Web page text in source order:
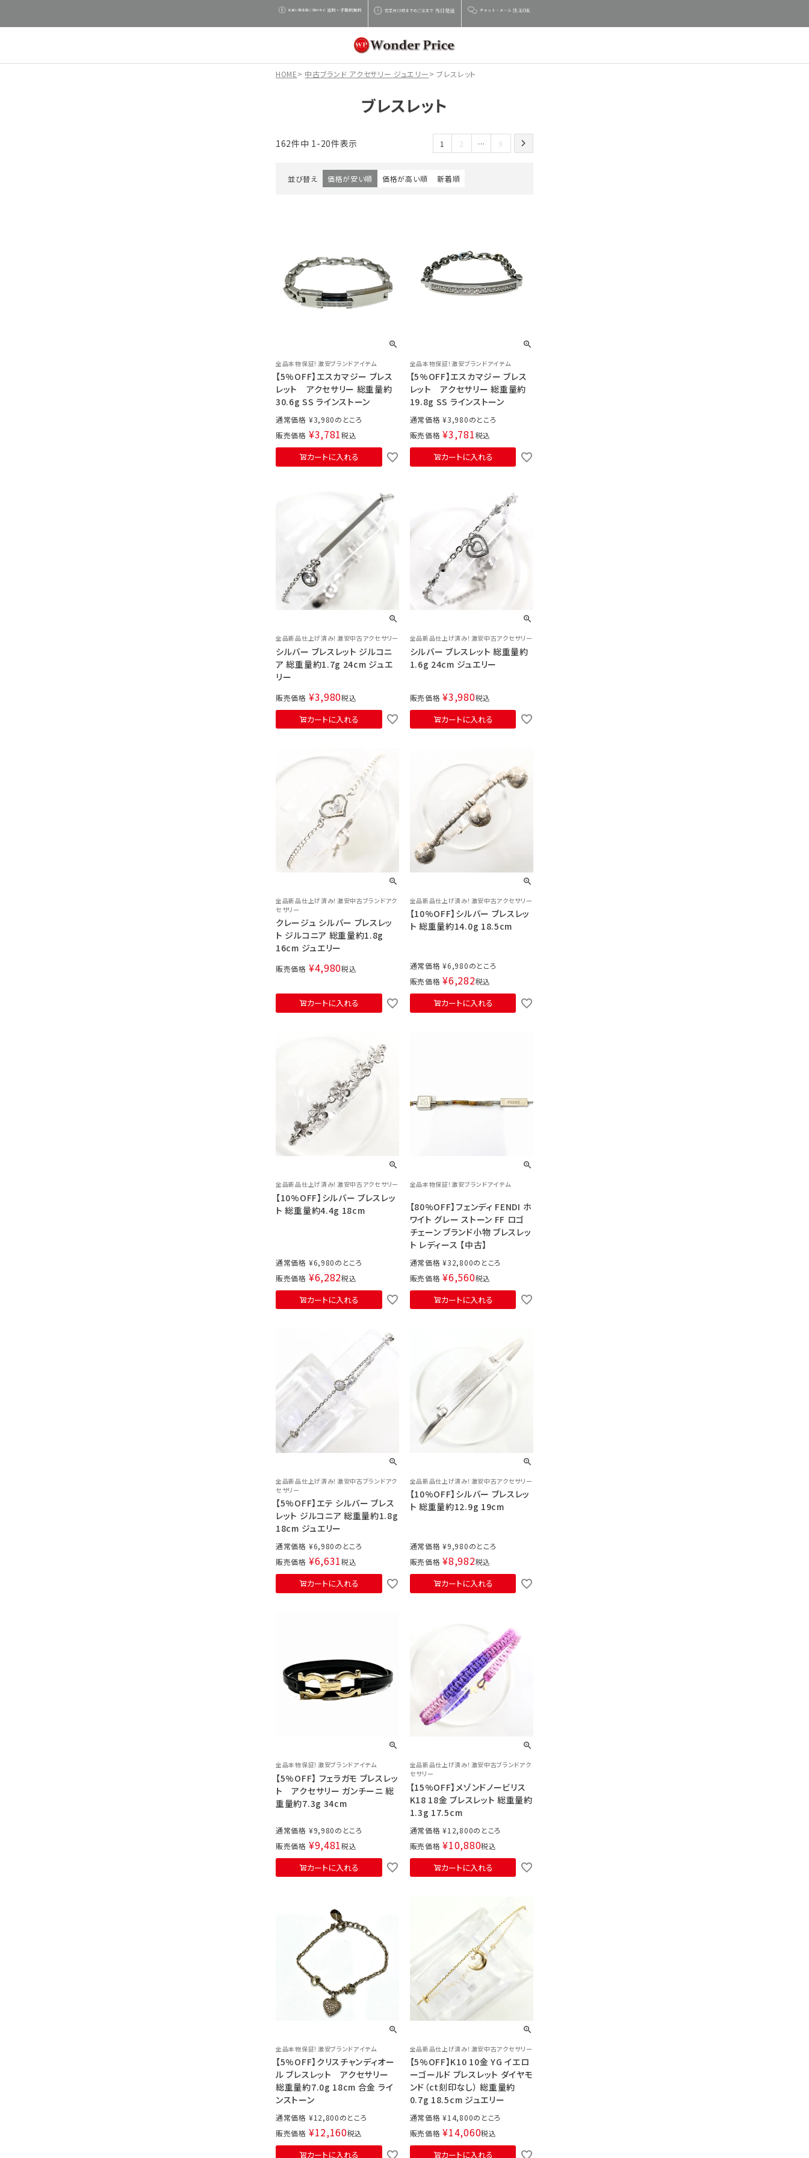
HOME 中古ブランド アクセサリー ジュエリー ブレスレット
ブレスレット
並び替え 価格が安い順 価格が高い順 新着順
162件中 1-20件表示 1 2 … 9
全品本物保証！激安ブランドアイテム
【5%OFF】エスカマジー ブレス
レット アクセサリー 総重量約
30.6g SS ラインストーン
通常価格 ¥3,980
販売価格 ¥3,781税込
カートに入れる
全品本物保証！激安ブランドアイテム
【5%OFF】エスカマジー ブレス
レット アクセサリー 総重量約
19.8g SS ラインストーン
通常価格 ¥3,980
販売価格 ¥3,781税込
カートに入れる
全品新品仕上げ済み！激安中古アクセサリー
シルバー ブレスレット ジルコニ
ア 総重量約1.7g 24cm ジュエ
リー
販売価格 ¥3,980税込
カートに入れる
全品新品仕上げ済み！激安中古アクセサリー
シルバー ブレスレット 総重量約
1.6g 24cm ジュエリー
販売価格 ¥3,980税込
カートに入れる
全品新品仕上げ済み！激安中古ブランドアク
セサリー
クレージュ シルバー ブレスレッ
ト ジルコニア 総重量約1.8g
16cm ジュエリー
販売価格 ¥4,980税込
カートに入れる
全品新品仕上げ済み！激安中古アクセサリー
【10%OFF】シルバー ブレスレッ
ト 総重量約14.0g 18.5cm
通常価格 ¥6,980
販売価格 ¥6,282税込
カートに入れる
全品新品仕上げ済み！激安中古アクセサリー
【10%OFF】シルバー ブレスレッ
ト 総重量約4.4g 18cm
通常価格 ¥6,980
販売価格 ¥6,282税込
カートに入れる
全品本物保証！激安ブランドアイテム
【80%OFF】フェンディ FENDI ホ
ワイト グレー ストーン FF ロゴ
チェーン ブランド小物 ブレスレッ
ト レディース 【中古】
通常価格 ¥32,800
販売価格 ¥6,560税込
カートに入れる
全品新品仕上げ済み！激安中古ブランドアク
セサリー
【5%OFF】エテ シルバー ブレス
レット ジルコニア 総重量約1.8g
18cm ジュエリー
通常価格 ¥6,980
販売価格 ¥6,631税込
カートに入れる
全品新品仕上げ済み！激安中古アクセサリー
【10%OFF】シルバー ブレスレッ
ト 総重量約12.9g 19cm
通常価格 ¥9,980
販売価格 ¥8,982税込
カートに入れる
全品本物保証！激安ブランドアイテム
【5%OFF】 フェラガモ ブレスレッ
ト アクセサリー ガンチーニ 総
重量約7.3g 34cm
通常価格 ¥9,980
販売価格 ¥9,481税込
カートに入れる
全品新品仕上げ済み！激安中古ブランドアク
セサリー
【15%OFF】メゾンドノービリス
K18 18金 ブレスレット 総重量約
1.3g 17.5cm
通常価格 ¥12,800
販売価格 ¥10,880税込
カートに入れる
全品本物保証！激安ブランドアイテム
【5%OFF】クリスチャンディオー
ル ブレスレット アクセサリー
総重量約7.0g 18cm 合金 ライ
ンストーン
通常価格 ¥12,800
販売価格 ¥12,160税込
カートに入れる
全品新品仕上げ済み！激安中古アクセサリー
【5%OFF】K10 10金 YG イエロ
ーゴールド ブレスレット ダイヤモ
ンド（ct刻印なし） 総重量約
0.7g 18.5cm ジュエリー
通常価格 ¥14,800
販売価格 ¥14,060税込
カートに入れる